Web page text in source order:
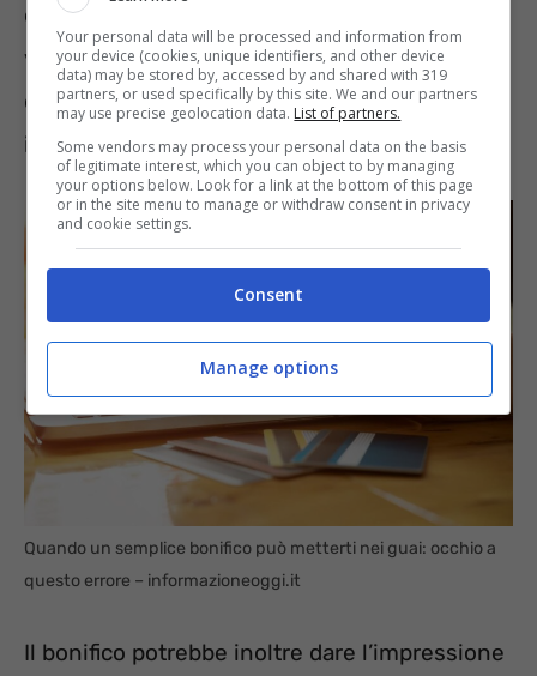
ovvero soggetto a interessi, a meno che non
venga specificato il contrario. In assenza di
chiarezza si possono generare problemi legali
in fase di controllo.
Quando un semplice bonifico può metterti nei guai: occhio a
questo errore – informazioneoggi.it
Il bonifico potrebbe inoltre dare l’impressione
Your personal data will be processed and information from
your device (cookies, unique identifiers, and other device
data) may be stored by, accessed by and shared with 319
partners, or used specifically by this site. We and our partners
may use precise geolocation data. List of partners.
Some vendors may process your personal data on the basis
of legitimate interest, which you can object to by managing
your options below. Look for a link at the bottom of this page
or in the site menu to manage or withdraw consent in privacy
and cookie settings.
Consent
Manage options